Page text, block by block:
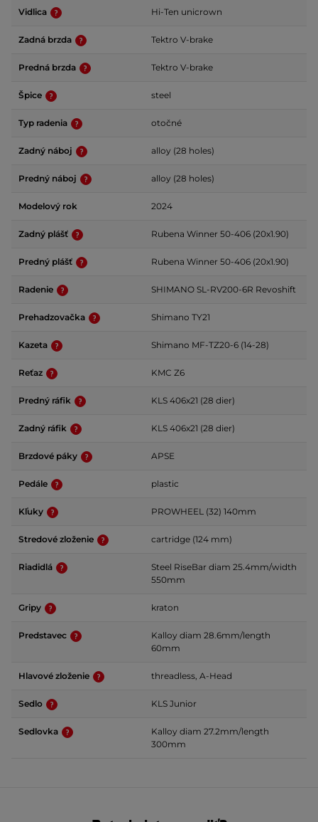
Vidlica Hi-Ten unicrown
Zadná brzda Tektro V-brake
Predná brzda Tektro V-brake
Špice steel
Typ radenia otočné
Zadný náboj alloy (28 holes)
Predný náboj alloy (28 holes)
Modelový rok 2024
Zadný plášť Rubena Winner 50-406 (20x1.90)
Predný plášť Rubena Winner 50-406 (20x1.90)
Radenie SHIMANO SL-RV200-6R Revoshift
Prehadzovačka Shimano TY21
Kazeta Shimano MF-TZ20-6 (14-28)
Reťaz KMC Z6
Predný ráfik KLS 406x21 (28 dier)
Zadný ráfik KLS 406x21 (28 dier)
Brzdové páky APSE
Pedále plastic
Kľuky PROWHEEL (32) 140mm
Stredové zloženie cartridge (124 mm)
Riadidlá
Steel RiseBar diam 25.4mm/width
550mm
Gripy kraton
Predstavec
Kalloy diam 28.6mm/length
60mm
Hlavové zloženie threadless, A-Head
Sedlo KLS Junior
Sedlovka
Kalloy diam 27.2mm/length
300mm